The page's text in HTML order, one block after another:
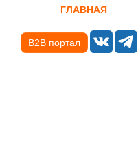
ГЛАВНАЯ
B2B портал